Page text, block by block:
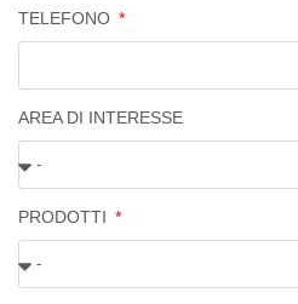
TELEFONO
AREA DI INTERESSE
PRODOTTI